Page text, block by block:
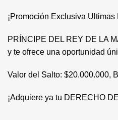
¡Promoción Exclusiva
PRÍNCIPE DEL REY DE LA
y te ofrece una oportunidad
Valor del Salto: $20.000.000,
¡Adquiere ya tu DERECHO